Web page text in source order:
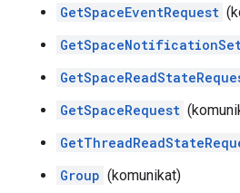
GetSpaceEventRequest
GetSpaceRequest
Group (komunikat)